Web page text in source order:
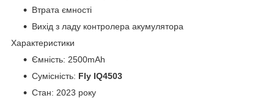
Втрата ємності
Вихід з ладу контролера акумулятора
Характеристики
Ємність: 2500mAh
Сумісність: Fly IQ4503
Стан: 2023 року